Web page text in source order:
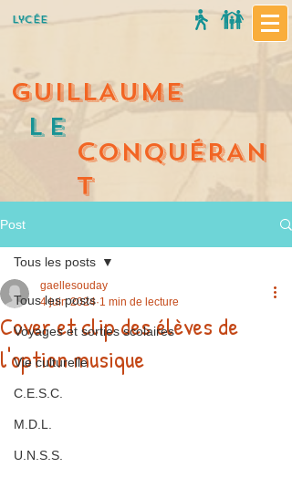
Lycée
GUILLAUME
Le
CONQUÉRAN
T
Post
Tous les posts
Voyages et sorties scolaires
Vie culturelle
C.E.S.C.
M.D.L.
U.N.S.S.
Tous les posts
Cover et clip des élèves de
l'option musique
gaellesouday
4 juin 2024 1 min de lecture